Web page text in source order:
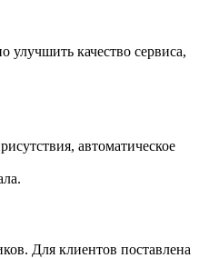
улучшить качество сервиса,
автоматическое
Для клиентов поставлена